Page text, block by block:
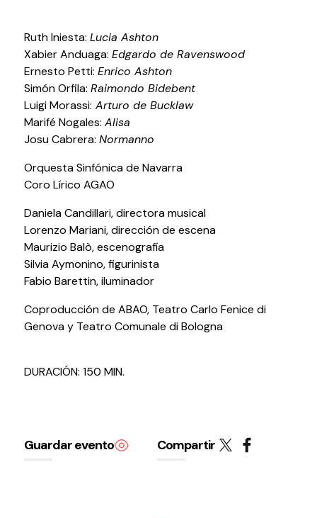
Ruth Iniesta: Lucia Ashton
Xabier Anduaga: Edgardo de Ravenswood
Ernesto Petti: Enrico Ashton
Simón Orfila: Raimondo Bidebent
Luigi Morassi: Arturo de Bucklaw
Marifé Nogales: Alisa
Josu Cabrera: Normanno
Orquesta Sinfónica de Navarra
Coro Lírico AGAO
Daniela Candillari, directora musical
Lorenzo Mariani, dirección de escena
Maurizio Balò, escenografía
Silvia Aymonino, figurinista
Fabio Barettin, iluminador
Coproducción de ABAO, Teatro Carlo Fenice di
Genova y Teatro Comunale di Bologna
DURACIÓN: 150 MIN.
Guardar evento Compartir